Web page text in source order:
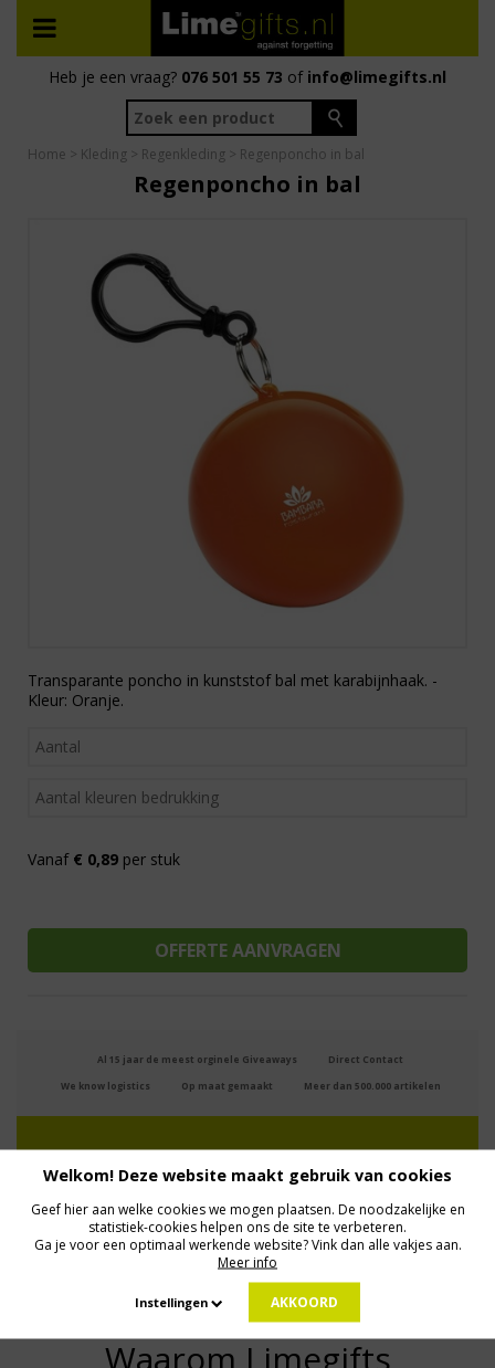
Heb je een vraag? 076 501 55 73 of info@limegifts.nl
Home > Kleding > Regenkleding > Regenponcho in bal
Regenponcho in bal
Transparante poncho in kunststof bal met karabijnhaak. -
Kleur: Oranje.
Vanaf € 0,89 per stuk
Al 15 jaar de meest orginele Giveaways Direct Contact
We know logistics Op maat gemaakt Meer dan 500.000 artikelen
Profiteer van deals en een dosis inspiratie!
Geen zorgen: we gaan veilig met je gegevens om. Dat lees je in ons
Waarom Limegifts
Welkom! Deze website maakt gebruik van cookies
Geef hier aan welke cookies we mogen plaatsen. De noodzakelijke en
statistiek-cookies helpen ons de site te verbeteren.
Ga je voor een optimaal werkende website? Vink dan alle vakjes aan.
Meer info
Instellingen AKKOORD